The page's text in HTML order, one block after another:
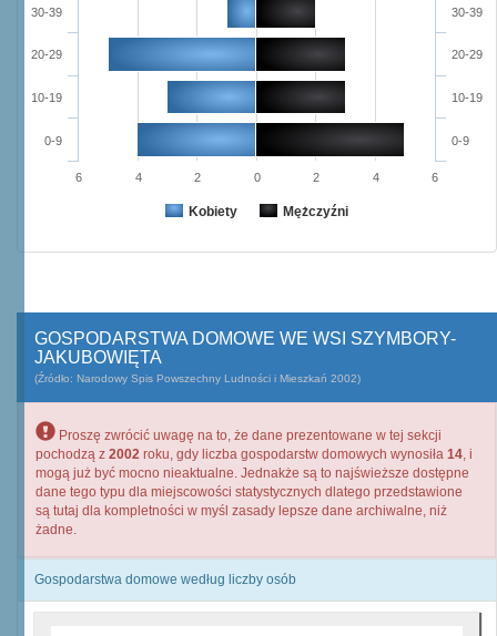
Kobiety Mężczyźni
0-9
10-19
20-29
30-39
0-9
10-19
20-29
30-39
6 4 2 0 2 4 6
GOSPODARSTWA DOMOWE WE WSI SZYMBORY-
JAKUBOWIĘTA
(Źródło: Narodowy Spis Powszechny Ludności i Mieszkań 2002)
Proszę zwrócić uwagę na to, że dane prezentowane w tej sekcji
pochodzą z 2002 roku, gdy liczba gospodarstw domowych wynosiła 14, i
mogą już być mocno nieaktualne. Jednakże są to najświeższe dostępne
dane tego typu dla miejscowości statystycznych dlatego przedstawione
są tutaj dla kompletności w myśl zasady lepsze dane archiwalne, niż
żadne.
Gospodarstwa domowe według liczby osób